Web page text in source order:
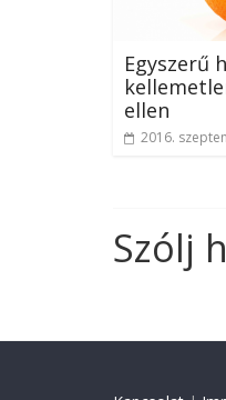
Egyszerű
ellen
2016.
Szólj